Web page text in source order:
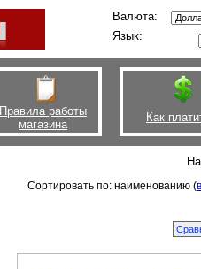
Валюта:
Язык:
Правила работы
магазина
Как
Сортировать по: наименованию (